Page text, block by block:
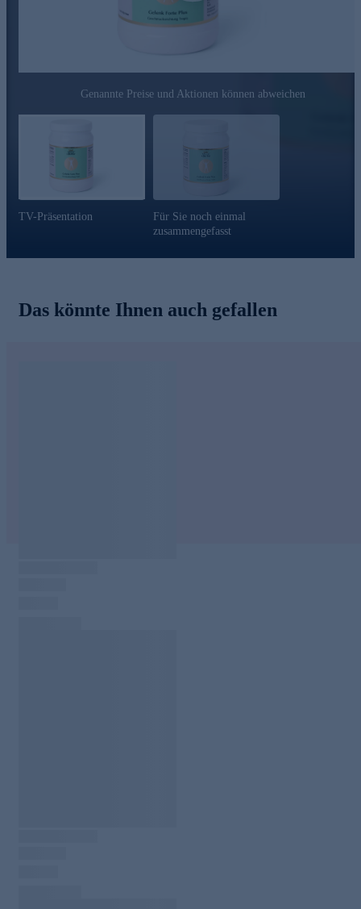
Genannte Preise und Aktionen können abweichen
TV-Präsentation
Für Sie noch einmal
zusammengefasst
Das könnte Ihnen auch gefallen